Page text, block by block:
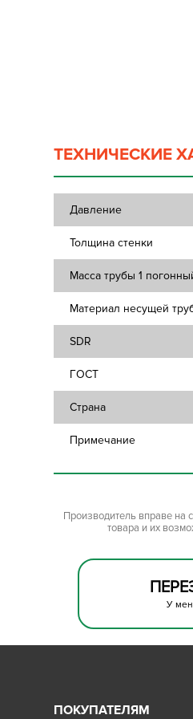
ТЕХНИЧЕСКИЕ
Давление
Толщина стенки
Масса трубы 1
Материал несущей
SDR
ГОСТ
Страна
Примечание
Производитель вправе на
товара и их
У
ПОКУПАТЕЛЯМ